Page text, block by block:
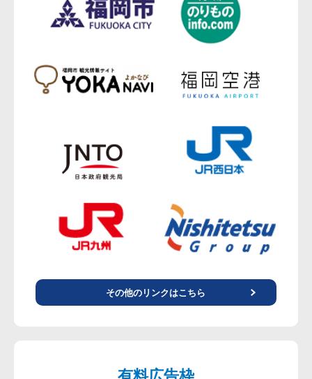
その他のリンクはこちら